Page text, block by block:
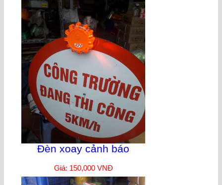
Đèn xoay cảnh báo
Giá: 150,000 VNĐ